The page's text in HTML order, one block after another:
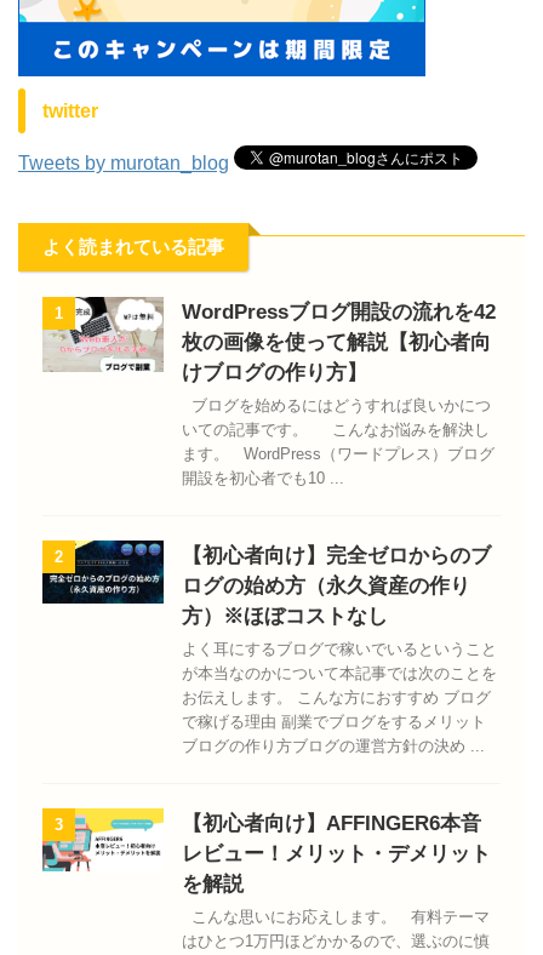
twitter
Tweets by murotan_blog
よく読まれている記事
1
WordPressブログ開設の流れを42
枚の画像を使って解説【初心者向
けブログの作り方】
ブログを始めるにはどうすれば良いかにつ
いての記事です。 こんなお悩みを解決し
ます。 WordPress（ワードプレス）ブログ
開設を初心者でも10 ...
2
【初心者向け】完全ゼロからのブ
ログの始め方（永久資産の作り
方）※ほぼコストなし
よく耳にするブログで稼いでいるということ
が本当なのかについて本記事では次のことを
お伝えします。 こんな方におすすめ ブログ
で稼げる理由 副業でブログをするメリット
ブログの作り方ブログの運営方針の決め ...
3
【初心者向け】AFFINGER6本音
レビュー！メリット・デメリット
を解説
こんな思いにお応えします。 有料テーマ
はひとつ1万円ほどかかるので、選ぶのに慎